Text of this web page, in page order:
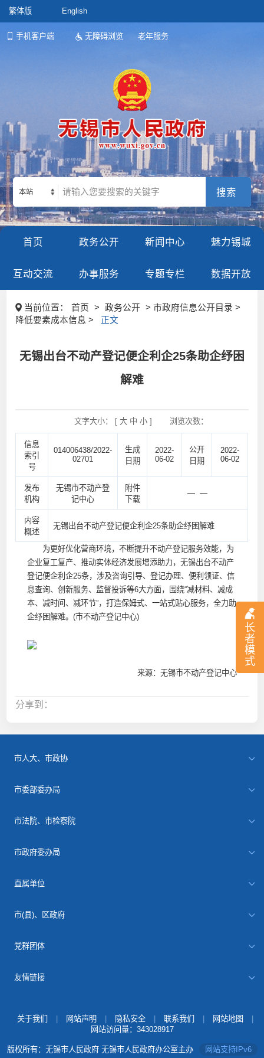
繁体版 English
手机客户端 无障碍浏览 老年服务
长
者
模
式
本站
首页 政务公开 新闻中心 魅力锡城
互动交流 办事服务 专题专栏 数据开放
当前位置： 首页 > 政务公开
> 市政府信息公开目录 >
降低要素成本信息 >
正文
无锡出台不动产登记便企利企25条助企纾困
解难
文字大小： [ 大 中 小] 浏览次数：
信息
索引
号
014006438/2022-
02701
生成
日期
2022-
06-02
公开
日期
2022-
06-02
发布
机构
无锡市不动产登
记中心
附件
下载
— —
内容
概述
无锡出台不动产登记便企利企25条助企纾困解难
为更好优化营商环境，不断提升不动产登记服务效能，为
企业复工复产、推动实体经济发展增添助力，无锡出台不动产
登记便企利企25条，涉及咨询引导、登记办理、便利领证、信
息查询、创新服务、监督投诉等6大方面，围绕“减材料、减成
本、减时间、减环节”，打造保姆式、一站式贴心服务，全力助
企纾困解难。(市不动产登记中心)
来源：无锡市不动产登记中心
分享到：
市人大、市政协
市委部委办局
市法院、市检察院
市政府委办局
直属单位
市(县)、区政府
党群团体
友情链接
关于我们 网站声明 隐私安全 联系我们 网站地图
网站访问量： 343028917
版权所有：无锡市人民政府 无锡市人民政府办公室主办 网站支持IPv6